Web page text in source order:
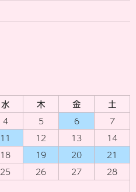
水 木 金
土
4 5 6
7
11 12 13
14
18 19 20
21
25 26 27
28